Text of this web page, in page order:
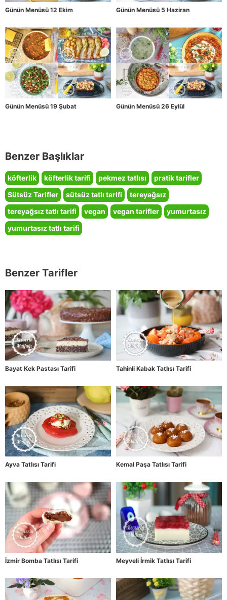
Günün Menüsü 12 Ekim Günün Menüsü 5 Haziran
Günün Menüsü 19 Şubat Günün Menüsü 26 Eylül
Benzer Başlıklar
köfterlik köfterlik tarifi pekmez tatlısı
pratik tarifler
Sütsüz Tarifler
sütsüz tatlı tarifi
tereyağsız
tereyağsız tatlı tarifi
vegan vegan tarifler
yumurtasız
yumurtasız tatlı tarifi
Benzer Tarifler
Bayat Kek Pastası Tarifi Tahinli Kabak Tatlısı Tarifi
Ayva Tatlısı Tarifi Kemal Paşa Tatlısı Tarifi
İzmir Bomba Tatlısı Tarifi Meyveli İrmik Tatlısı Tarifi